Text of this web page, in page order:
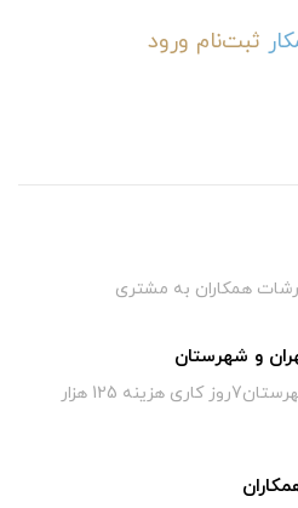
ثبت‌نام ورود
همکاران به مشتری
و شهرستان
تهران 72ساعت ؛ شهرستان7روز کاری هزینه 125 هزار